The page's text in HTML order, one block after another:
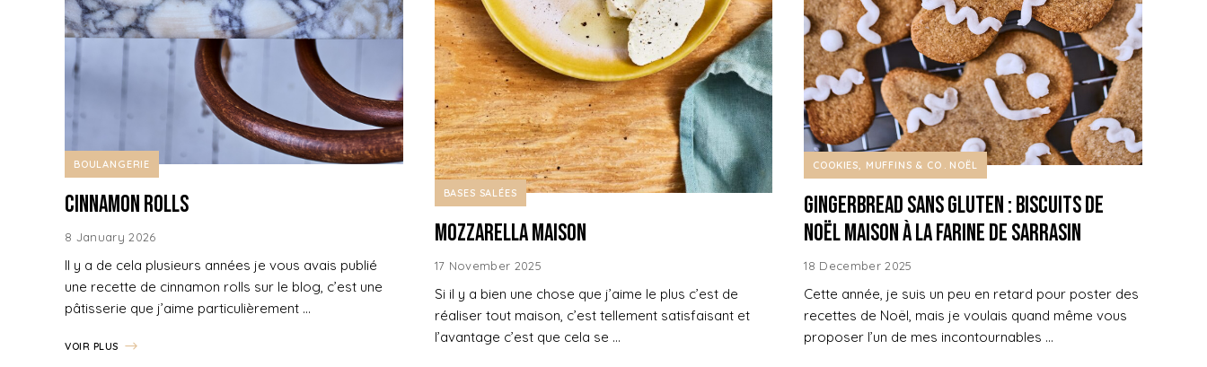
BOULANGERIE
Cinnamon rolls
8 January 2026
Il y a de cela plusieurs années je vous avais publié
une recette de cinnamon rolls sur le blog, c’est une
pâtisserie que j’aime particulièrement …
VOIR PLUS
BASES SALÉES
Mozzarella maison
17 November 2025
Si il y a bien une chose que j’aime le plus c’est de
réaliser tout maison, c’est tellement satisfaisant et
l’avantage c’est que cela se …
COOKIES, MUFFINS & CO NOËL
Gingerbread sans gluten : biscuits de
Noël maison à la farine de sarrasin
18 December 2025
Cette année, je suis un peu en retard pour poster des
recettes de Noël, mais je voulais quand même vous
proposer l’un de mes incontournables …